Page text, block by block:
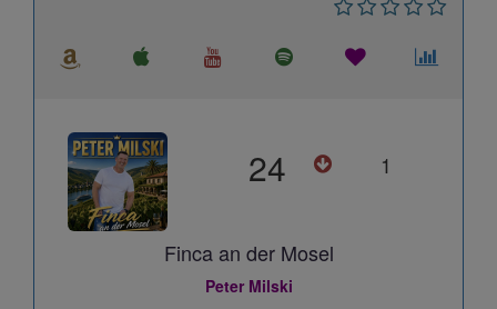
24 1
Finca an der Mosel
Peter Milski